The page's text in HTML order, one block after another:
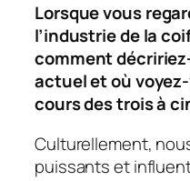
Lorsque vous
l’industrie de la
comment
actuel et où
cours des trois à
Culturellement,
puissants et